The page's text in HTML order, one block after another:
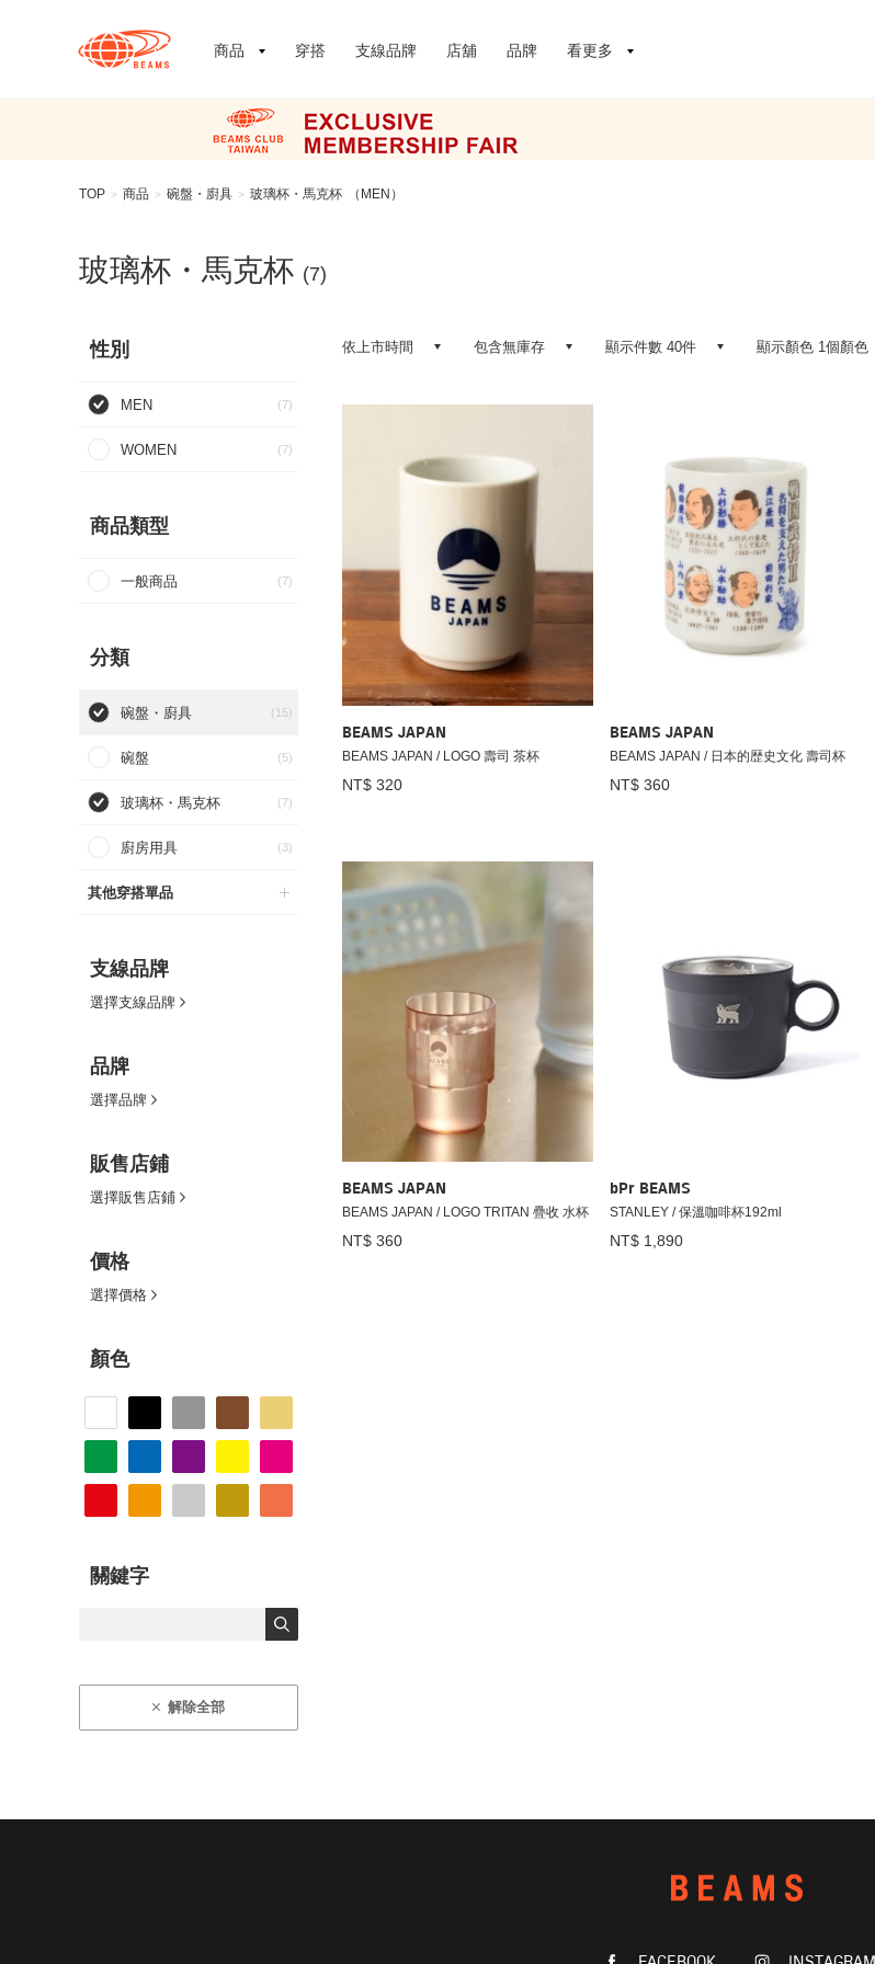
商品 穿搭 支線品牌 店舖 品牌 看更多
TOP > 商品 > 碗盤・廚具 > 玻璃杯・馬克杯 （MEN）
玻璃杯・馬克杯 (7)
性別
MEN (7)
WOMEN (7)
商品類型
一般商品 (7)
分類
碗盤・廚具 (15)
碗盤 (5)
玻璃杯・馬克杯 (7)
廚房用具 (3)
其他穿搭單品
支線品牌
選擇支線品牌
品牌
選擇品牌
販售店鋪
選擇販售店鋪
價格
選擇價格
顏色
關鍵字
解除全部
依上市時間 包含無庫存 顯示件數 40件 顯示顏色 1個顏色
BEAMS JAPAN
BEAMS JAPAN / LOGO 壽司 茶杯
NT$ 320
BEAMS JAPAN
BEAMS JAPAN / 日本的歴史文化 壽司杯
NT$ 360
BEAMS JAPAN
BEAMS JAPAN / LOGO TRITAN 疊收 水杯
NT$ 360
bPr BEAMS
STANLEY / 保溫咖啡杯192ml
NT$ 1,890